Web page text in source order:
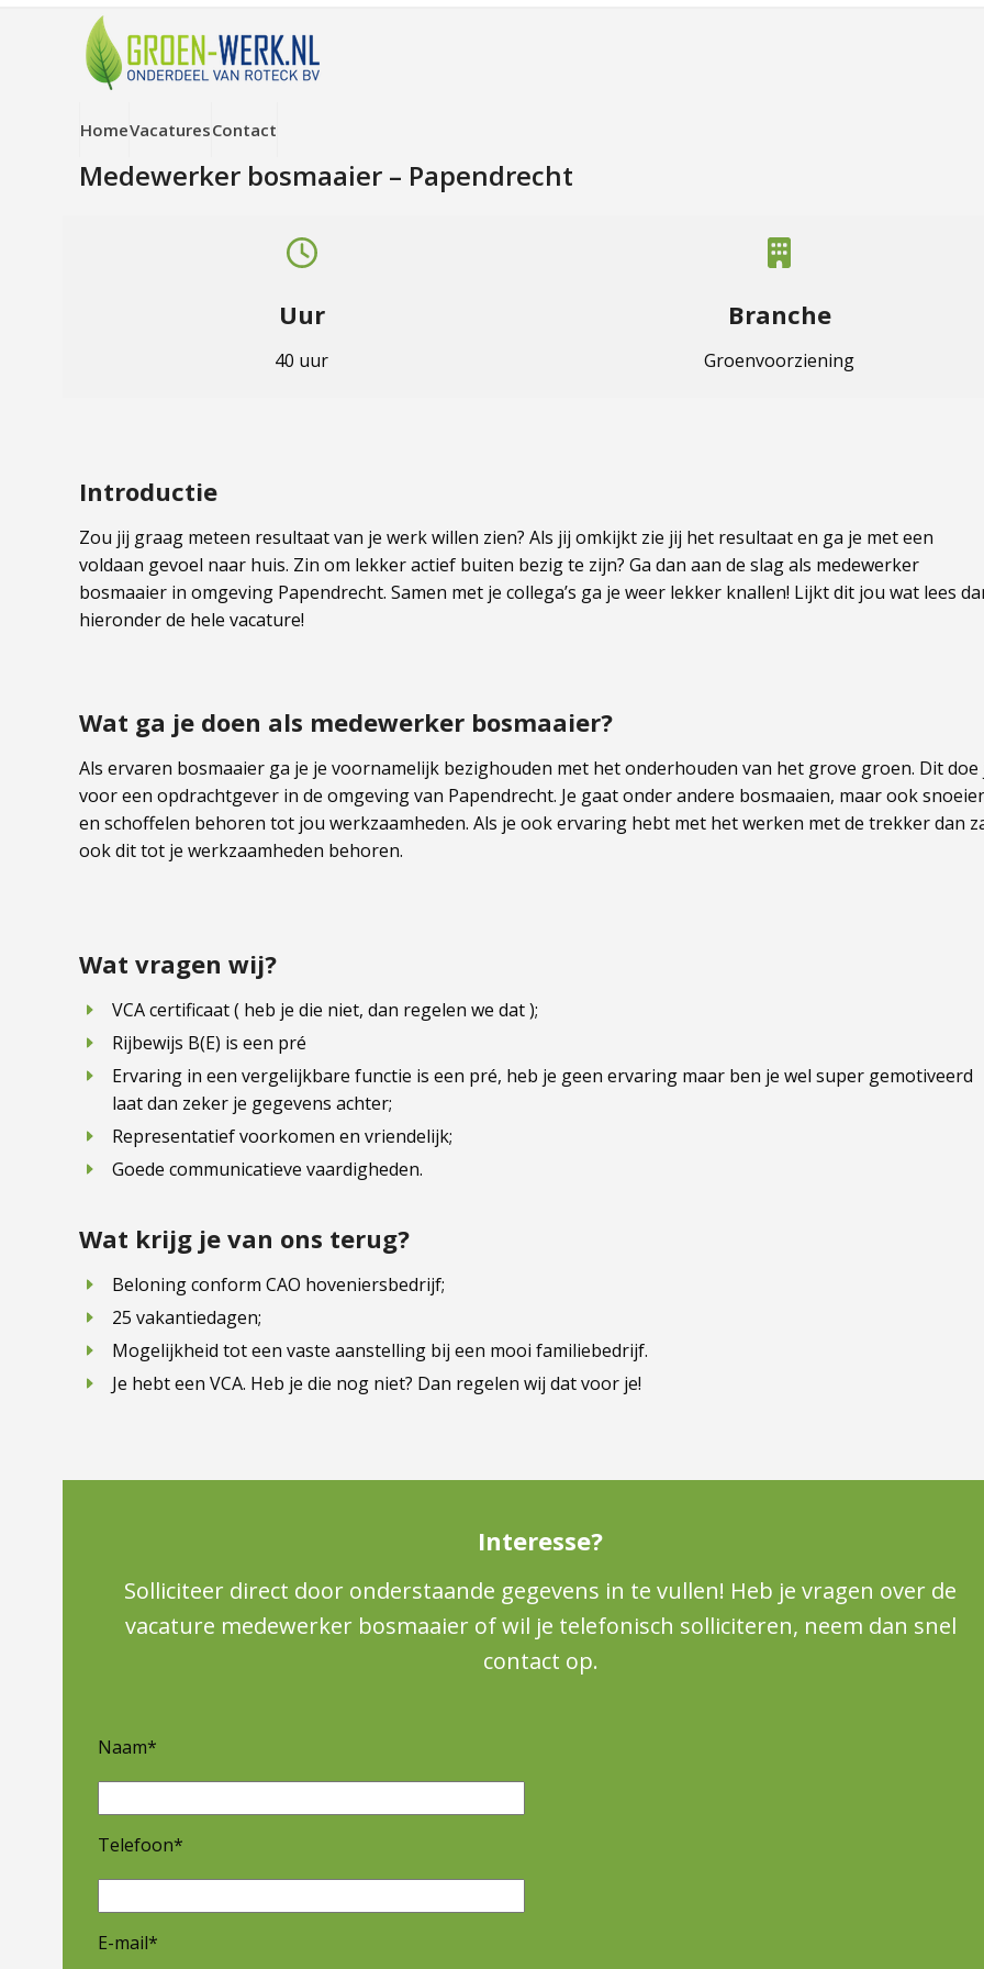
HomeVacaturesContact
Medewerker bosmaaier – Papendrecht
Uur
40 uur
Branche
Groenvoorziening
Introductie
Zou jij graag meteen resultaat van je werk willen zien? Als jij omkijkt zie jij het resultaat en ga je met een
voldaan gevoel naar huis. Zin om lekker actief buiten bezig te zijn? Ga dan aan de slag als medewerker
bosmaaier in omgeving Papendrecht. Samen met je collega’s ga je weer lekker knallen! Lijkt dit jou wat lees
hieronder de hele vacature!
Wat ga je doen als medewerker bosmaaier?
Als ervaren bosmaaier ga je je voornamelijk bezighouden met het onderhouden van het grove groen. Dit doe
voor een opdrachtgever in de omgeving van Papendrecht. Je gaat onder andere bosmaaien, maar ook
en schoffelen behoren tot jou werkzaamheden. Als je ook ervaring hebt met het werken met de trekker dan
ook dit tot je werkzaamheden behoren.
Wat vragen wij?
VCA certificaat ( heb je die niet, dan regelen we dat );
Rijbewijs B(E) is een pré
Ervaring in een vergelijkbare functie is een pré, heb je geen ervaring maar ben je wel super gemotiveerd
laat dan zeker je gegevens achter;
Representatief voorkomen en vriendelijk;
Goede communicatieve vaardigheden.
Wat krijg je van ons terug?
Beloning conform CAO hoveniersbedrijf;
25 vakantiedagen;
Mogelijkheid tot een vaste aanstelling bij een mooi familiebedrijf.
Je hebt een VCA. Heb je die nog niet? Dan regelen wij dat voor je!
Interesse?
Solliciteer direct door onderstaande gegevens in te vullen! Heb je vragen over de
vacature medewerker bosmaaier of wil je telefonisch solliciteren, neem dan snel
contact op.
Naam*
Telefoon*
E-mail*